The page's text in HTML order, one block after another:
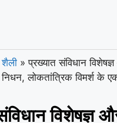
» प्रख्यात संविधान
लोकतांत्रिक विमर्श के
विशेषज्ञ